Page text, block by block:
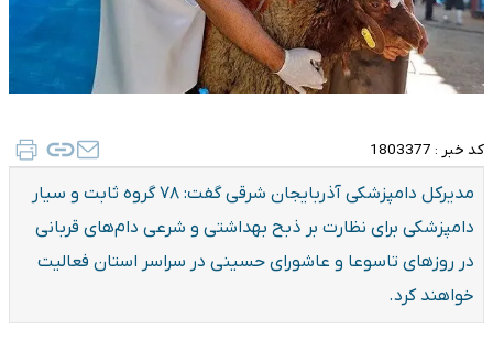
کد خبر : 1803377
مدیرکل دامپزشکی آذربایجان شرقی گفت: ۷۸ گروه ثابت و سیار
دامپزشکی برای نظارت بر ذبح بهداشتی و شرعی دام‌های قربانی
در روزهای تاسوعا و عاشورای حسینی در سراسر استان فعالیت
خواهند کرد.